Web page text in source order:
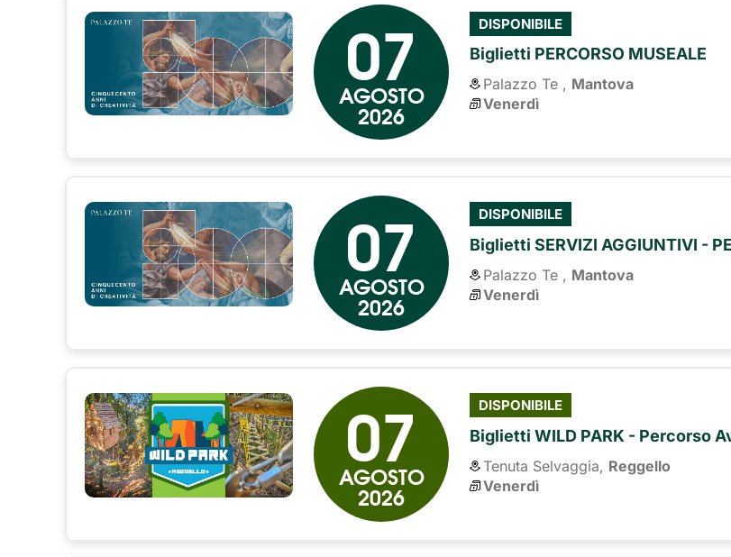
07
AGOSTO
2026
DISPONIBILE
Biglietti PERCORSO MUSEALE
Palazzo Te , Mantova
Venerdì
07
AGOSTO
2026
DISPONIBILE
Biglietti SERVIZI AGGIUNTIVI -
Palazzo Te , Mantova
Venerdì
07
AGOSTO
2026
DISPONIBILE
Biglietti WILD PARK - Percorso
Tenuta Selvaggia, Reggello
Venerdì